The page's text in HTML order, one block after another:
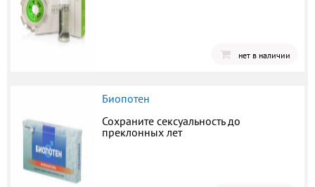
нет в наличии
Биопотен
Сохраните сексуальность до
преклонных лет